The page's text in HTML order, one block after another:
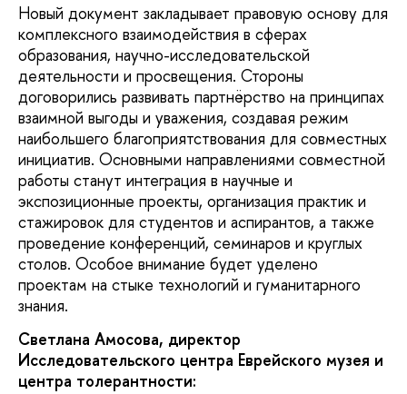
Новый документ закладывает правовую основу для
комплексного взаимодействия в сферах
образования, научно-исследовательской
деятельности и просвещения. Стороны
договорились развивать партнёрство на принципах
взаимной выгоды и уважения, создавая режим
наибольшего благоприятствования для совместных
инициатив. Основными направлениями совместной
работы станут интеграция в научные и
экспозиционные проекты, организация практик и
стажировок для студентов и аспирантов, а также
проведение конференций, семинаров и круглых
столов. Особое внимание будет уделено
проектам на стыке технологий и гуманитарного
знания.
Светлана Амосова, директор
Исследовательского центра Еврейского музея и
центра толерантности: